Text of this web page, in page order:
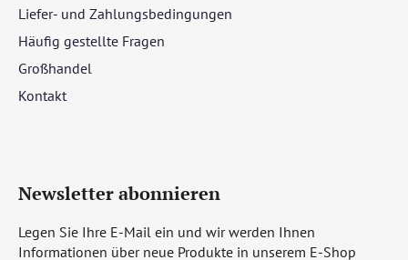
Liefer- und Zahlungsbedingungen
Häufig gestellte Fragen
Großhandel
Kontakt
Newsletter abonnieren
Legen Sie Ihre E-Mail ein und wir werden Ihnen
Informationen über neue Produkte in unserem E-Shop